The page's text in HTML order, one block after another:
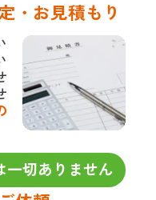
・お見積もり
一切ありません